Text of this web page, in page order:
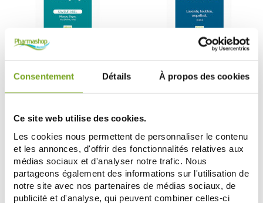
Consentement Détails À propos des cookies
Ce site web utilise des cookies.
Les cookies nous permettent de personnaliser le contenu
et les annonces, d'offrir des fonctionnalités relatives aux
médias sociaux et d'analyser notre trafic. Nous
partageons également des informations sur l'utilisation de
notre site avec nos partenaires de médias sociaux, de
publicité et d'analyse, qui peuvent combiner celles-ci
CONFORT DE LA GORGE 20
3,25 €
VITAVEA
STRESS 20 SACHETS D'INFUSION
-10% -12